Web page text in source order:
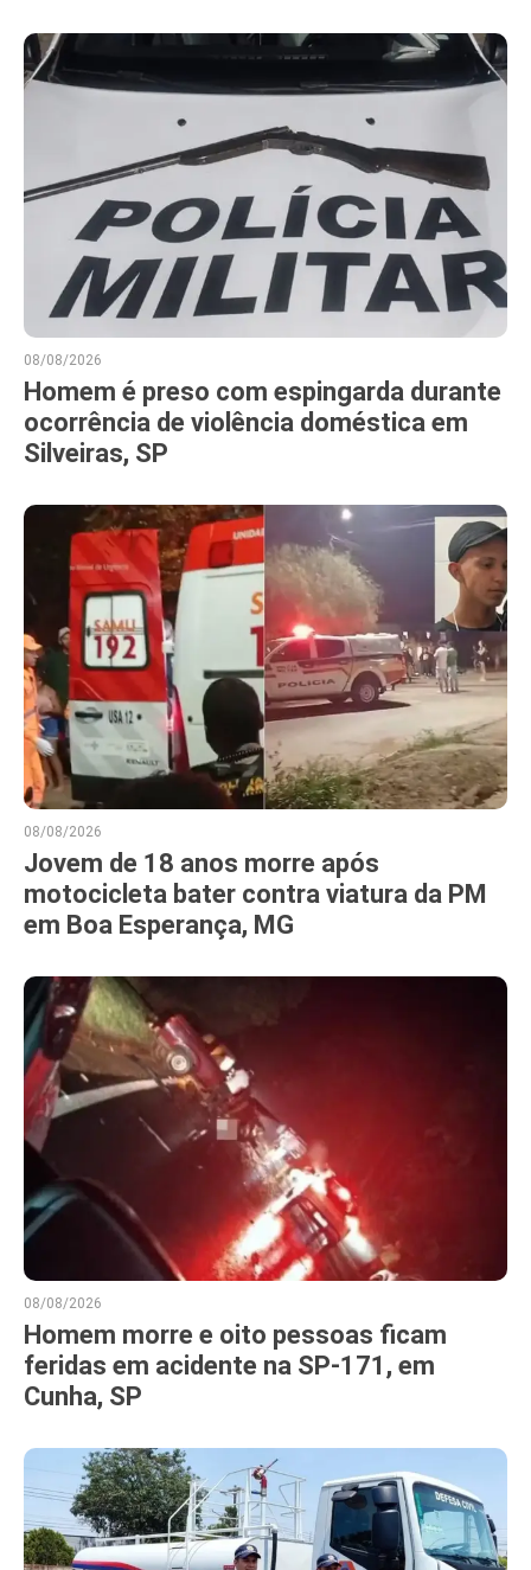
08/08/2026
Homem é preso com espingarda durante
ocorrência de violência doméstica em
Silveiras, SP
08/08/2026
Jovem de 18 anos morre após
motocicleta bater contra viatura da PM
em Boa Esperança, MG
08/08/2026
Homem morre e oito pessoas ficam
feridas em acidente na SP-171, em
Cunha, SP